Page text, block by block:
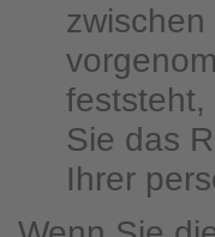
Sie das
Ihrer